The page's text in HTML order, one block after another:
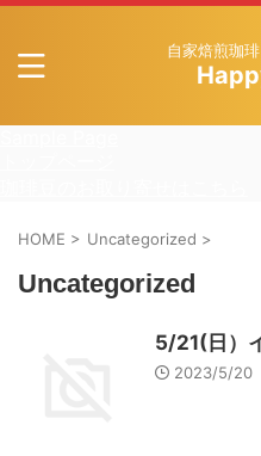
自家焙煎珈
HOME > Uncategorized >
Uncategorized
5/21(日）
2023/5/20